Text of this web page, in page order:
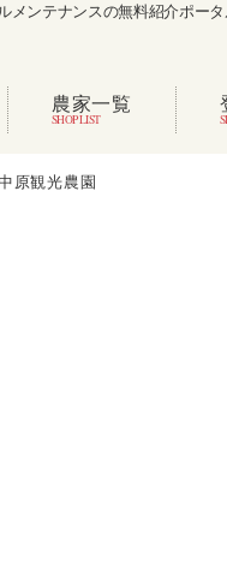
メンテナンスの無料紹介ポー
農家一覧
原観光農園